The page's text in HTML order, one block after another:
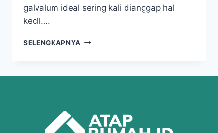
galvalum ideal sering kali dianggap hal
kecil….
SELENGKAPNYA